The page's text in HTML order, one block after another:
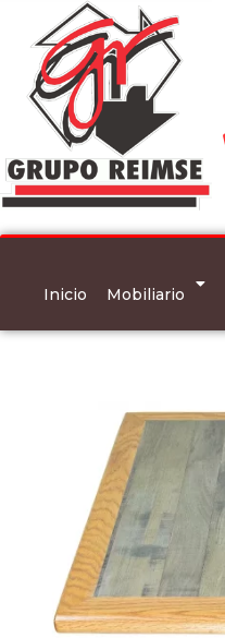
Inicio Mobiliario